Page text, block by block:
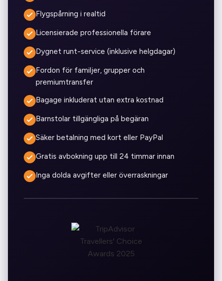
Flygspårning i realtid
Licensierade professionella förare
Dygnet runt-service (inklusive helgdagar)
Fordon för familjer, grupper och
premiumtransfer
Bagage inkluderat utan extra kostnad
Barnstolar tillgängliga på begäran
Säker betalning med kort eller PayPal
Gratis avbokning upp till 24 timmar innan
Inga dolda avgifter eller överraskningar